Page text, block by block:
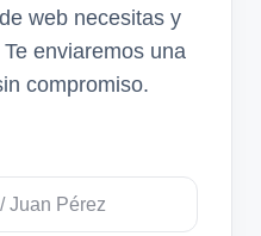
web necesitas y
enviaremos una
compromiso.